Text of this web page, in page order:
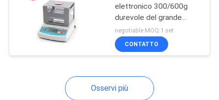
del tessuto
elettronico 300/600g
durevole del grande
carro armato accurato
negotiable MOQ:1 set
CONTATTO
Osservi più